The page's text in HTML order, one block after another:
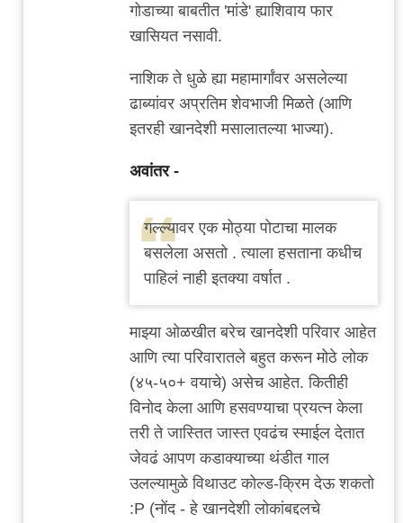
गोडाच्या बाबतीत 'मांडे' ह्याशिवाय फार
खासियत नसावी.
नाशिक ते धुळे ह्या महामार्गांवर असलेल्या
ढाब्यांवर अप्रतिम शेवभाजी मिळते (आणि
इतरही खानदेशी मसालातल्या भाज्या).
अवांतर -
गल्ल्यावर एक मोठ्या पोटाचा मालक
बसलेला असतो . त्याला हसताना कधीच
पाहिलं नाही इतक्या वर्षात .
माझ्या ओळखीत बरेच खानदेशी परिवार आहेत
आणि त्या परिवारातले बहुत करून मोठे लोक
(४५-५०+ वयाचे) असेच आहेत. कितीही
विनोद केला आणि हसवण्याचा प्रयत्न केला
तरी ते जास्तित जास्त एवढंच स्माईल देतात
जेवढं आपण कडाक्याच्या थंडीत गाल
उलल्यामुळे विथाउट कोल्ड-क्रिम देऊ शकतो
:P (नोंद - हे खानदेशी लोकांबद्दलचे